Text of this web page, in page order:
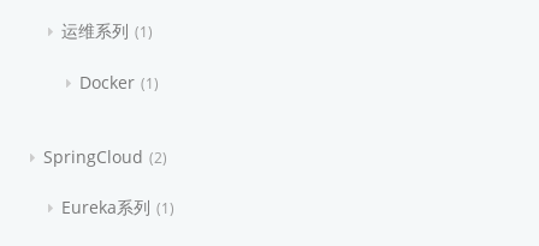
运维系列 1
Docker 1
SpringCloud 2
Eureka系列 1